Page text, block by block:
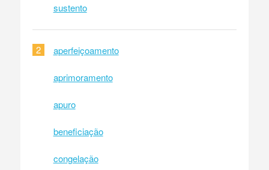
sustento
2 aperfeiçoamento
aprimoramento
apuro
beneficiação
congelação